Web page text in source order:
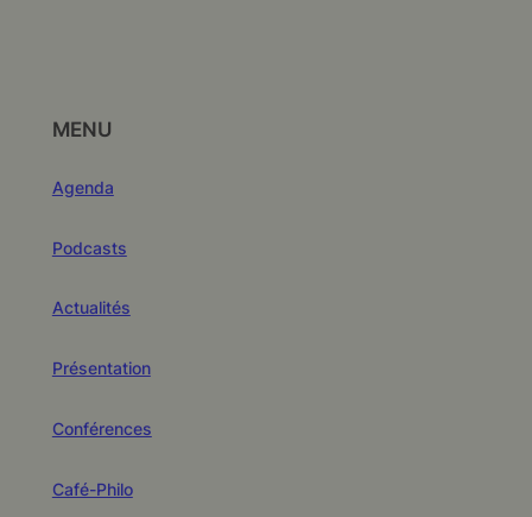
MENU
Agenda
Podcasts
Actualités
Présentation
Conférences
Café-Philo